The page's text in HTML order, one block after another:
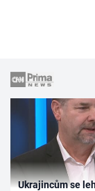
Ukrajincům se